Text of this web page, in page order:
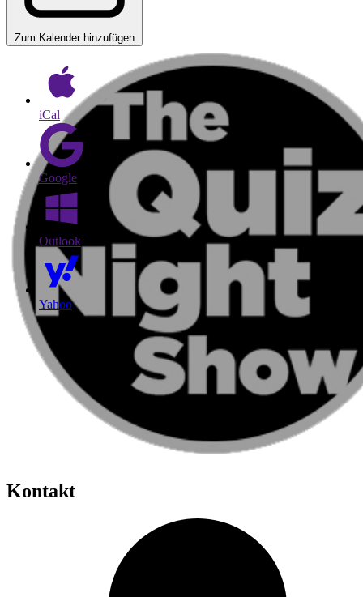
Zum Kalender hinzufügen
iCal
Google
Outlook
Yahoo
Kontakt